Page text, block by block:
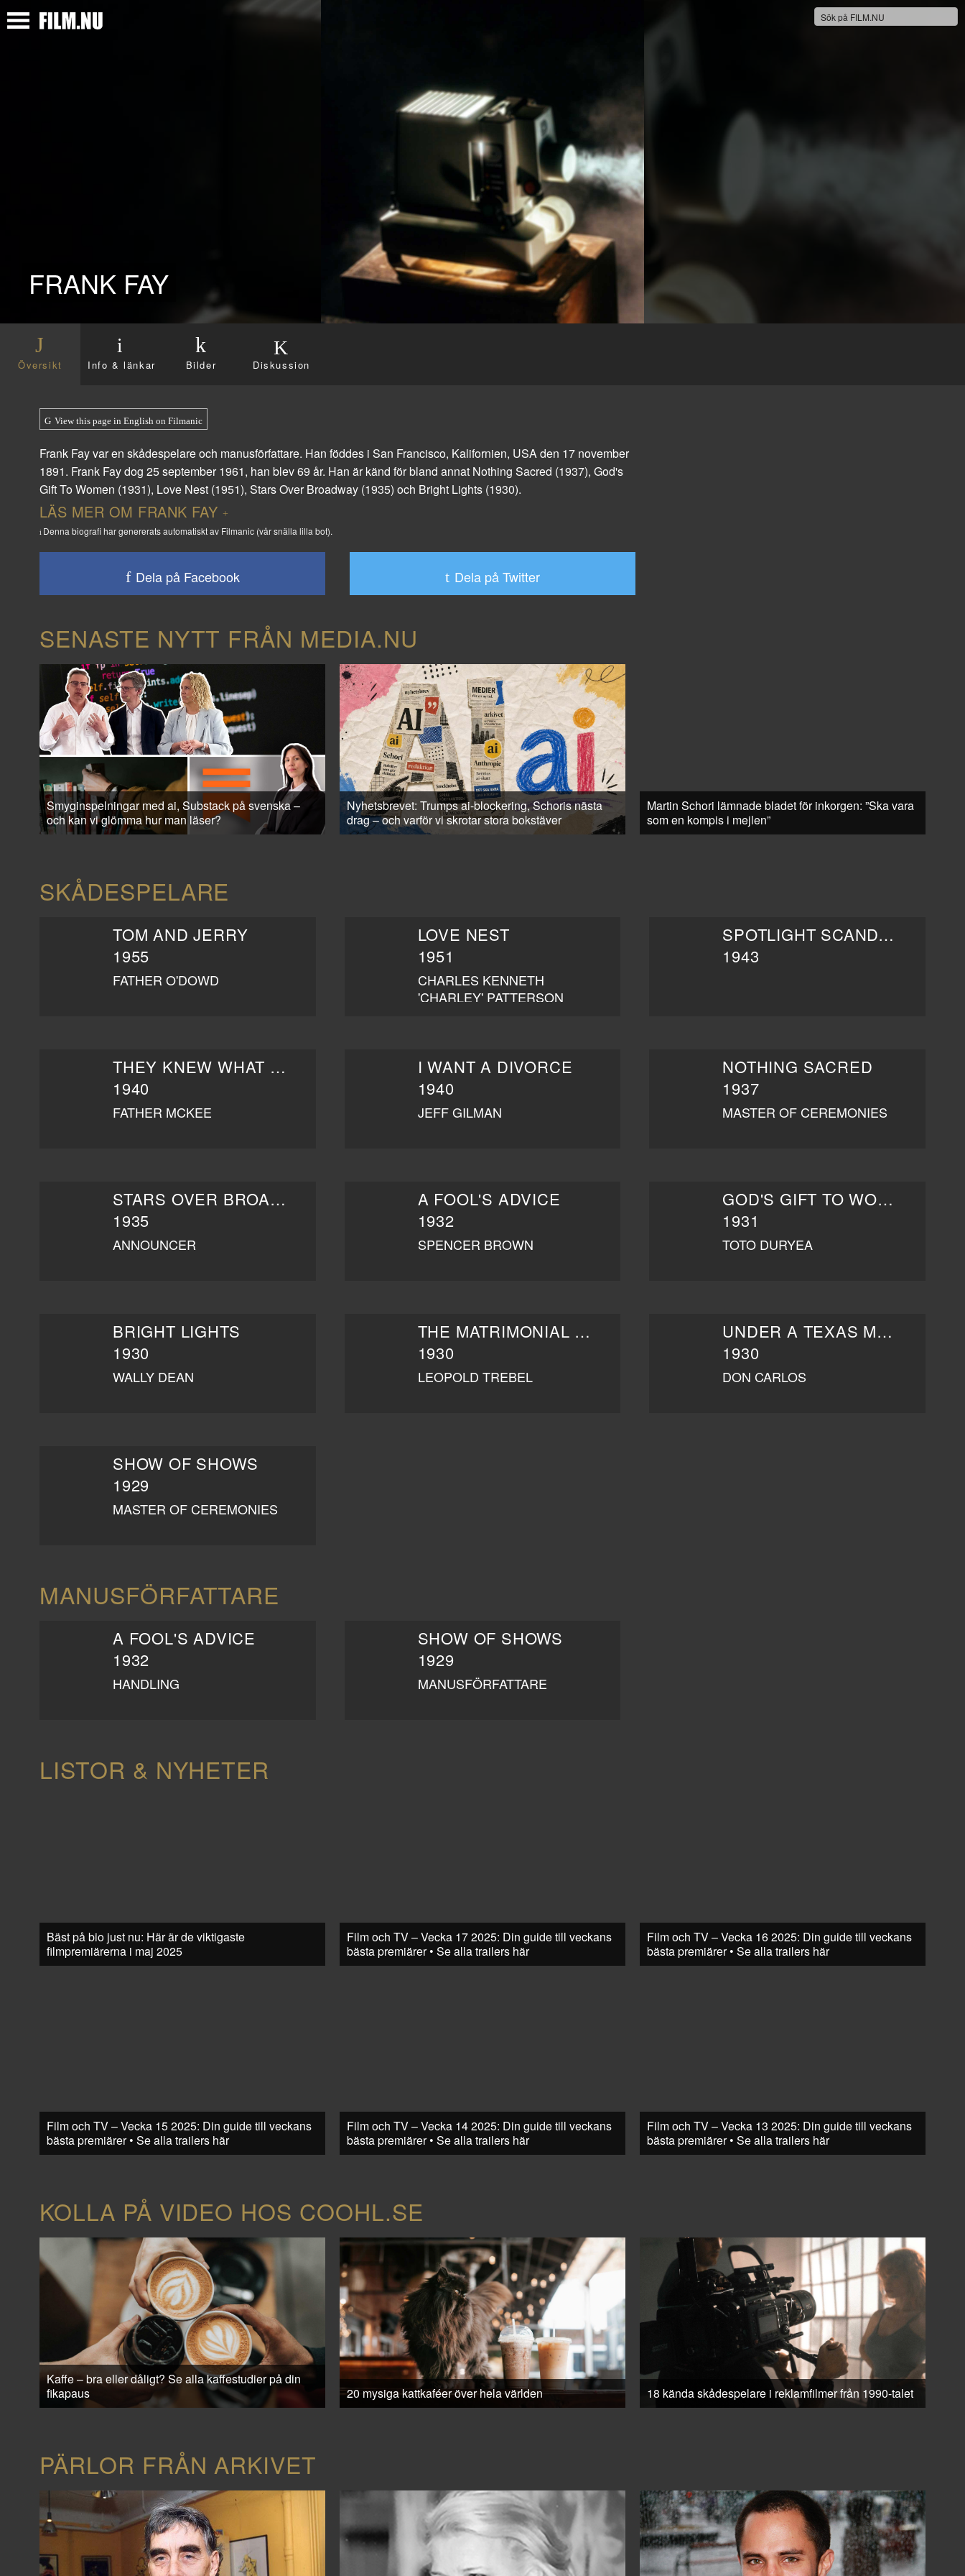
FRANK FAY
Översikt Info & länkar Bilder Diskussion
View this page in English on Filmanic
Frank Fay var en skådespelare och manusförfattare. Han föddes i San Francisco, Kalifornien, USA den 17 november
1891. Frank Fay dog 25 september 1961, han blev 69 år. Han är känd för bland annat Nothing Sacred (1937), God's
Gift To Women (1931), Love Nest (1951), Stars Over Broadway (1935) och Bright Lights (1930).
LÄS MER OM FRANK FAY
Denna biografi har genererats automatiskt av Filmanic (vår snälla lilla bot).
Dela på Facebook Dela på Twitter
SENASTE NYTT FRÅN MEDIA.NU
Smyginspelningar med ai, Substack på svenska –
och kan vi glömma hur man läser?
Nyhetsbrevet: Trumps ai-blockering, Schoris nästa
drag – och varför vi skrotar stora bokstäver
Martin Schori lämnade bladet för inkorgen: ”Ska vara
som en kompis i mejlen”
SKÅDESPELARE
TOM AND JERRY
1955
FATHER O'DOWD
LOVE NEST
1951
CHARLES KENNETH
'CHARLEY' PATTERSON
SPOTLIGHT SCANDALS
1943
THEY KNEW WHAT THEY WANTED
1940
FATHER MCKEE
I WANT A DIVORCE
1940
JEFF GILMAN
NOTHING SACRED
1937
MASTER OF CEREMONIES
STARS OVER BROADWAY
1935
ANNOUNCER
A FOOL'S ADVICE
1932
SPENCER BROWN
GOD'S GIFT TO WOMEN
1931
TOTO DURYEA
BRIGHT LIGHTS
1930
WALLY DEAN
THE MATRIMONIAL BED
1930
LEOPOLD TREBEL
UNDER A TEXAS MOON
1930
DON CARLOS
SHOW OF SHOWS
1929
MASTER OF CEREMONIES
MANUSFÖRFATTARE
A FOOL'S ADVICE
1932
HANDLING
SHOW OF SHOWS
1929
MANUSFÖRFATTARE
LISTOR & NYHETER
Bäst på bio just nu: Här är de viktigaste
filmpremiärerna i maj 2025
Film och TV – Vecka 17 2025: Din guide till veckans
bästa premiärer • Se alla trailers här
Film och TV – Vecka 16 2025: Din guide till veckans
bästa premiärer • Se alla trailers här
Film och TV – Vecka 15 2025: Din guide till veckans
bästa premiärer • Se alla trailers här
Film och TV – Vecka 14 2025: Din guide till veckans
bästa premiärer • Se alla trailers här
Film och TV – Vecka 13 2025: Din guide till veckans
bästa premiärer • Se alla trailers här
KOLLA PÅ VIDEO HOS COOHL.SE
Kaffe – bra eller dåligt? Se alla kaffestudier på din
fikapaus
20 mysiga kattkaféer över hela världen 18 kända skådespelare i reklamfilmer från 1990-talet
PÄRLOR FRÅN ARKIVET